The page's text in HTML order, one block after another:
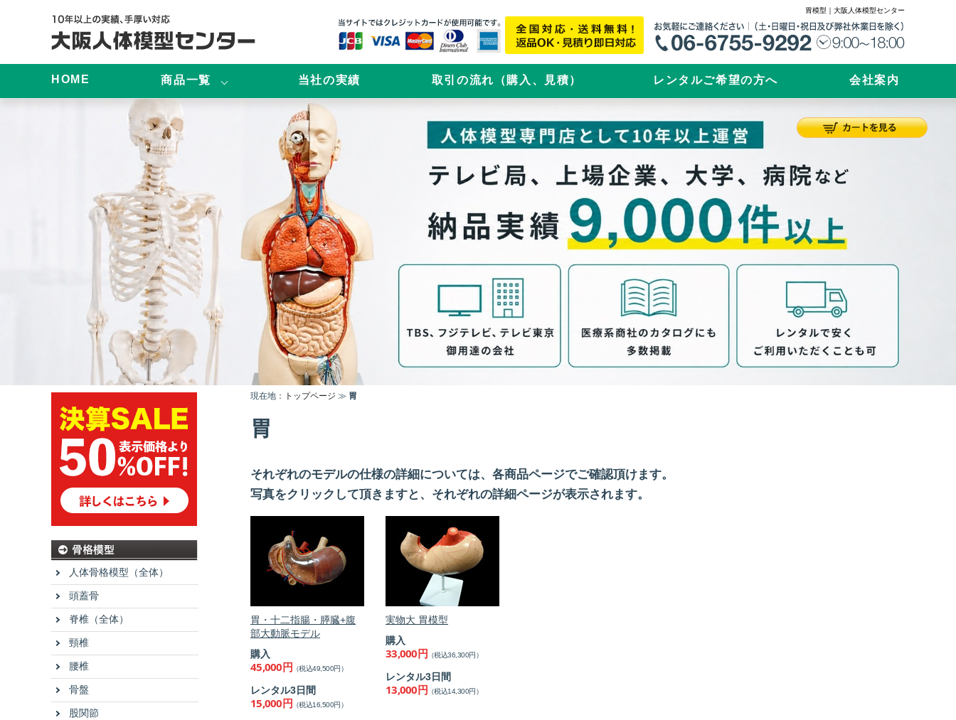
胃模型｜大阪人体模型センター
HOME 商品一覧 当社の実績 取引の流れ（購入、見積） レンタルご希望の方へ 会社案内
胃
それぞれのモデルの仕様の詳細については、各商品ページでご確認頂けます。
写真をクリックして頂きますと、それぞれの詳細ページが表示されます。
胃・十二指腸・膵臓+腹
部大動脈モデル
購入
45,000円 （税込49,500円）
レンタル3日間
15,000円 （税込16,500円）
実物大 胃模型
購入
33,000円 （税込36,300円）
レンタル3日間
13,000円 （税込14,300円）
人体骨格模型（全体）
頭蓋骨
脊椎（全体）
頸椎
腰椎
骨盤
股関節
現在地： トップページ ≫ 胃